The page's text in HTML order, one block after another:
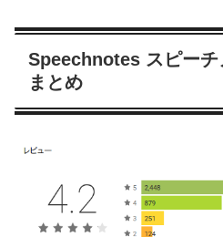
Speechnotes スピーチ
まとめ